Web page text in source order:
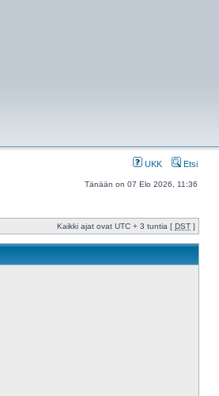
UKK Etsi
Tänään on 07 Elo 2026, 11:36
Kaikki ajat ovat UTC + 3 tuntia [ DST ]